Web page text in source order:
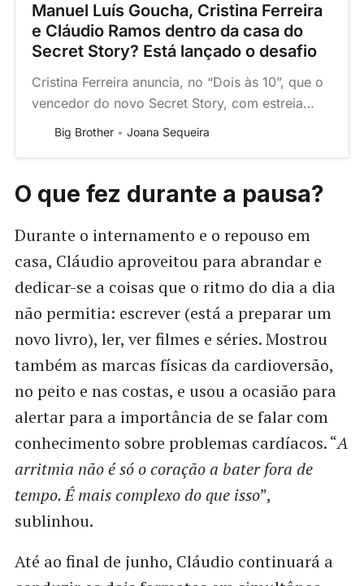
Manuel Luís Goucha, Cristina Ferreira
e Cláudio Ramos dentro da casa do
Secret Story? Está lançado o desafio
Cristina Ferreira anuncia, no “Dois às 10”, que o
vencedor do novo Secret Story, com estreia
marcada para setembro na TVI, vai levar para
Big Brother Joana Sequeira
O que fez durante a pausa?
Durante o internamento e o repouso em
casa, Cláudio aproveitou para abrandar e
dedicar-se a coisas que o ritmo do dia a dia
não permitia: escrever (está a preparar um
novo livro), ler, ver filmes e séries. Mostrou
também as marcas físicas da cardioversão,
no peito e nas costas, e usou a ocasião para
alertar para a importância de se falar com
conhecimento sobre problemas cardíacos. “A
arritmia não é só o coração a bater fora de
tempo. É mais complexo do que isso”,
sublinhou.
Até ao final de junho, Cláudio continuará a